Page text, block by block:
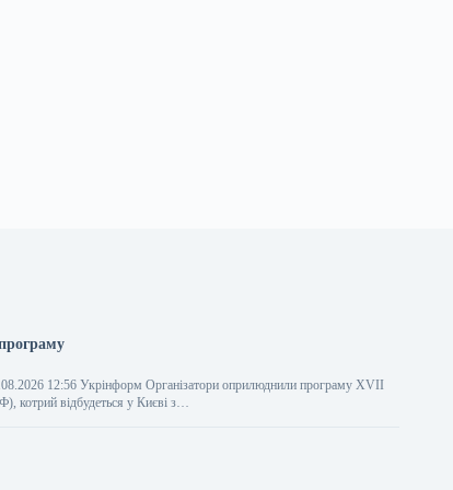
12:56 Укрінформ Організатори оприлюднили програму XVII
котрий відбудеться у Києві з…